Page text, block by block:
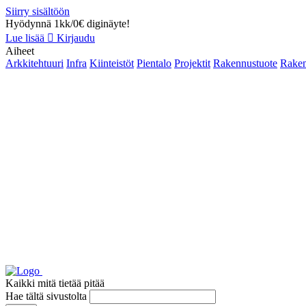
Siirry sisältöön
Hyödynnä 1kk/0€ diginäyte!
Lue lisää
Kirjaudu
Aiheet
Arkkitehtuuri Infra Kiinteistöt Pientalo Projektit Rakennustuote
Kaikki mitä tietää pitää
Hae tältä sivustolta